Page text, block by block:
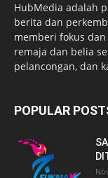
HubMedia adalah
berita dan
memberi fokus
remaja dan belia
pelancongan, dan
POPULAR